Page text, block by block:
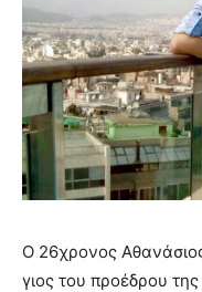
Ο 26χρονος
γιος του προέδρου